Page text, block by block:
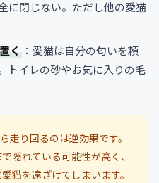
に閉じない。ただし他の愛猫
く ：愛猫は自分の匂いを頼
トイレの砂やお気に入りの毛
走り回るのは逆効果です。
隠れている可能性が高く、
猫を遠ざけてしまいます。